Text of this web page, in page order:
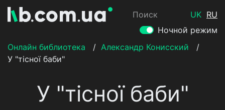
Поиск UK RU
Ночной режим
Онлайн библиотека
/ Александр Конисский
/
У "тісної баби"
У "тісної баби"